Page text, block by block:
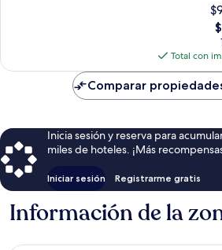
El
Total con
Comparar
Inicia sesión y reserva para
miles de hoteles. ¡Más
Iniciar sesión Registrarme gratis
Información de la